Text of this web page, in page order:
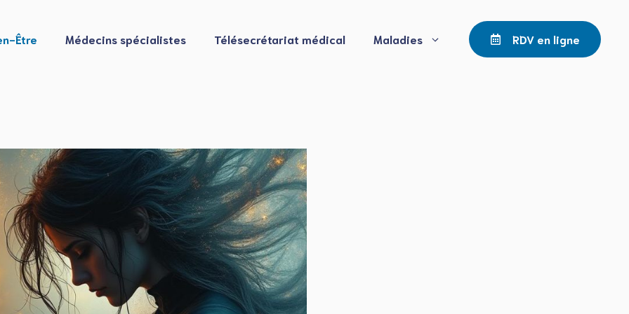
Être Médecins spécialistes Télésecrétariat médical Maladies RDV en ligne